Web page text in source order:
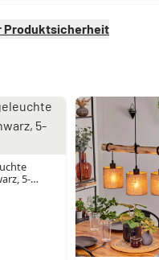
Produktsicherheit
5-